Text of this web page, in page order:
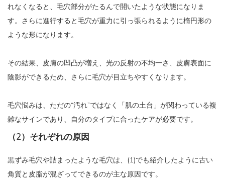
れなくなると、毛穴部分がたるんで開いたような状態になりま
す。さらに進行すると毛穴が重力に引っ張られるように楕円形の
ような形になります。
その結果、皮膚の凹凸が増え、光の反射の不均一さ、皮膚表面に
陰影ができるため、さらに毛穴が目立ちやすくなります。
毛穴悩みは、ただの“汚れ”ではなく「肌の土台」が関わっている複
雑なサインであり、自分のタイプに合ったケアが必要です。
（2）それぞれの原因
黒ずみ毛穴や詰まったような毛穴は、(1)でも紹介したように古い
角質と皮脂が混ざってできるのが主な原因です。